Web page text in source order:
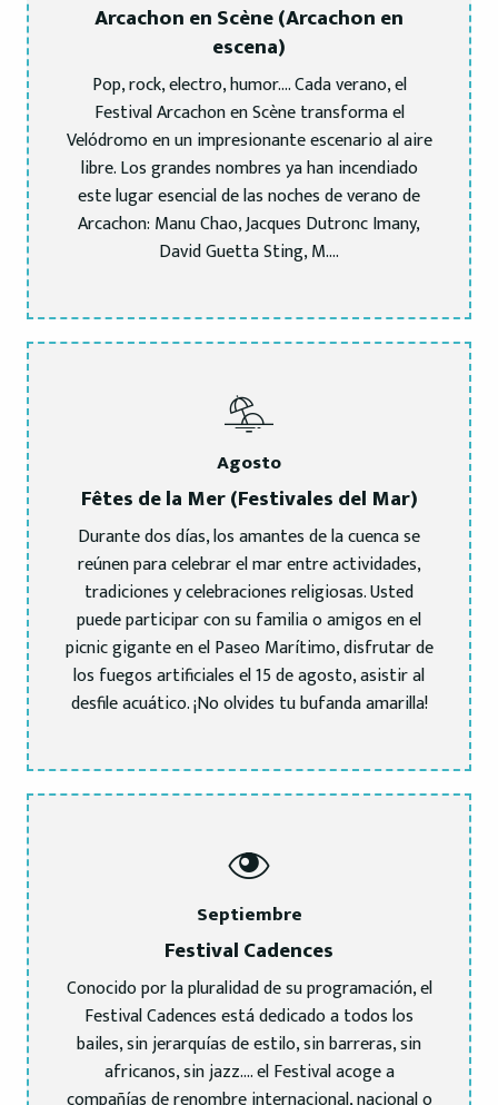
Arcachon en Scène (Arcachon en
escena)
Pop, rock, electro, humor…. Cada verano, el
Festival Arcachon en Scène transforma el
Velódromo en un impresionante escenario al aire
libre. Los grandes nombres ya han incendiado
este lugar esencial de las noches de verano de
Arcachon: Manu Chao, Jacques Dutronc Imany,
David Guetta Sting, M….
Agosto
Fêtes de la Mer (Festivales del Mar)
Durante dos días, los amantes de la cuenca se
reúnen para celebrar el mar entre actividades,
tradiciones y celebraciones religiosas. Usted
puede participar con su familia o amigos en el
picnic gigante en el Paseo Marítimo, disfrutar de
los fuegos artificiales el 15 de agosto, asistir al
desfile acuático. ¡No olvides tu bufanda amarilla!
Septiembre
Festival Cadences
Conocido por la pluralidad de su programación, el
Festival Cadences está dedicado a todos los
bailes, sin jerarquías de estilo, sin barreras, sin
africanos, sin jazz…. el Festival acoge a